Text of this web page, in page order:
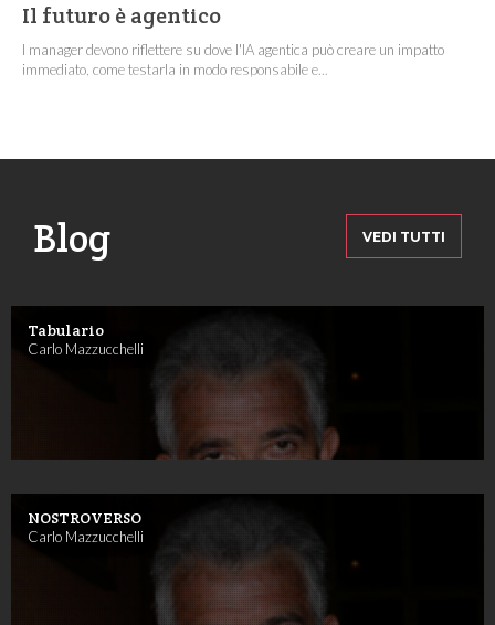
Il futuro è agentico
I manager devono riflettere su dove l'IA agentica può creare un impatto
immediato, come testarla in modo responsabile e...
Blog VEDI TUTTI
Tabulario
Carlo Mazzucchelli
NOSTROVERSO
Carlo Mazzucchelli